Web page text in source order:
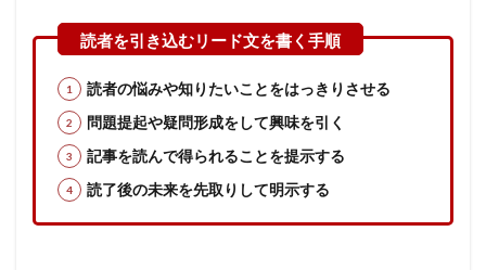
読者の悩みや知りたいことをはっきりさせる
問題提起や疑問形成をして興味を引く
記事を読んで得られることを提示する
読了後の未来を先取りして明示する